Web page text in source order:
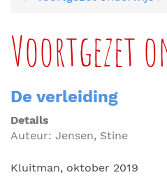
Voortgezet
De verleiding
Details
Auteur: Jensen, Stine
Kluitman, oktober 2019